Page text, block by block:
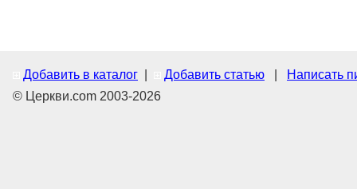
Добавить в каталог Добавить статью
Написать
© Церкви.com 2003-2026